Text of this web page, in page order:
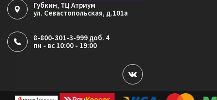
Губкин, ТЦ Атриум
ул. Севастопольская, д.101а
8-800-301-3-999 доб. 4
пн - вс 10:00 - 19:00